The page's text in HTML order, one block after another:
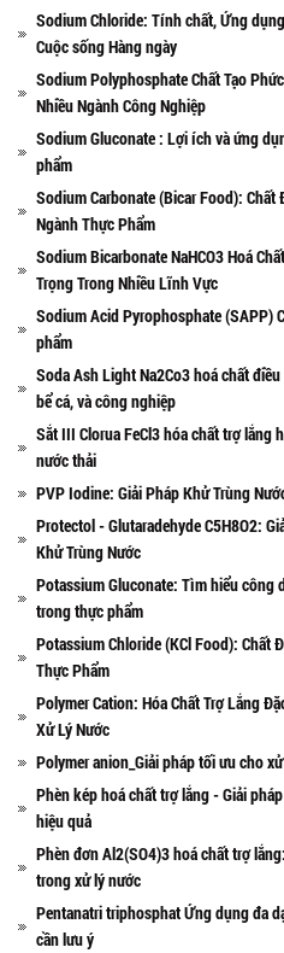
Sodium Chloride: Tính chất, Ứng
Cuộc sống Hàng ngày
Sodium Polyphosphate Chất Tạo
Nhiều Ngành Công Nghiệp
Sodium Gluconate : Lợi ích và ứng
phẩm
Sodium Carbonate (Bicar Food):
Ngành Thực Phẩm
Sodium Bicarbonate NaHCO3 Hoá
Trọng Trong Nhiều Lĩnh Vực
Sodium Acid Pyrophosphate (SAPP)
phẩm
Soda Ash Light Na2Co3 hoá chất
bể cá, và công nghiệp
Sắt III Clorua FeCl3 hóa chất trợ lắng
nước thải
PVP Iodine: Giải Pháp Khử Trùng
Protectol - Glutaradehyde C5H8O2:
Khử Trùng Nước
Potassium Gluconate: Tìm hiểu công
trong thực phẩm
Potassium Chloride (KCl Food): Chất
Thực Phẩm
Polymer Cation: Hóa Chất Trợ Lắng
Xử Lý Nước
Polymer anion_Giải pháp tối ưu cho
Phèn kép hoá chất trợ lắng - Giải
hiệu quả
Phèn đơn Al2(SO4)3 hoá chất trợ
trong xử lý nước
Pentanatri triphosphat Ứng dụng đa
cần lưu ý